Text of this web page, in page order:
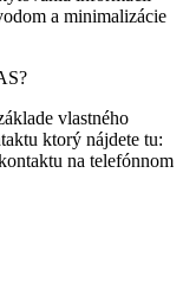
a minimalizácie
vlastného
ktorý nájdete tu:
na telefónnom